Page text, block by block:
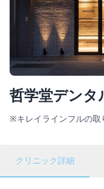
哲学堂デンタ
※キレイラインフルの取
クリニック詳細